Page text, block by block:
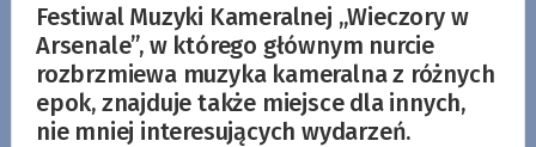
Festiwal Muzyki Kameralnej „Wieczory w
Arsenale”, w którego głównym nurcie
rozbrzmiewa muzyka kameralna z różnych
epok, znajduje także miejsce dla innych,
nie mniej interesujących wydarzeń.